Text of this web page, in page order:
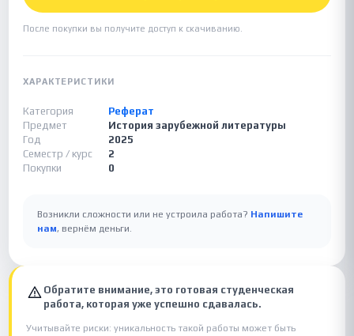
После покупки вы получите доступ к скачиванию.
ХАРАКТЕРИСТИКИ
Категория
Реферат
Предмет
История зарубежной литературы
Год
2025
Семестр / курс
2
Покупки
0
Возникли сложности или не устроила работа? Напишите
нам, вернём деньги.
Обратите внимание, это готовая студенческая
работа, которая уже успешно сдавалась.
Учитывайте риски: уникальность такой работы может быть